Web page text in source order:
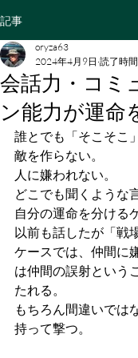
記事
会話力・コミ
ン能力が運命
oryza63
2024年4月9日 読了時
誰とでも「そこそこ
敵を作らない。
人に嫌われない。
どこでも聞くような
自分の運命を分ける
以前も話したが「戦
ケースでは、仲間に
は仲間の誤射という
たれる。
もちろん間違いでは
持って撃つ。